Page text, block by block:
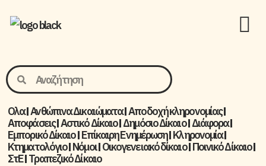
Ολα Ανθώπινα Δικαιώματα Aποδοχή κληρονομίας
Αποφάσεις Αστικό Δίκαιο Δημόσιο Δίκαιο Διάφορα
Εμπορικό Δίκαιο Επίκαιρη Ενημέρωση Kληρονομία
Κτηματολόγιο Νόμοι Οικογενειακό δίκαιο Ποινικό Δίκαιο
ΣτΕ Τραπεζικό Δίκαιο